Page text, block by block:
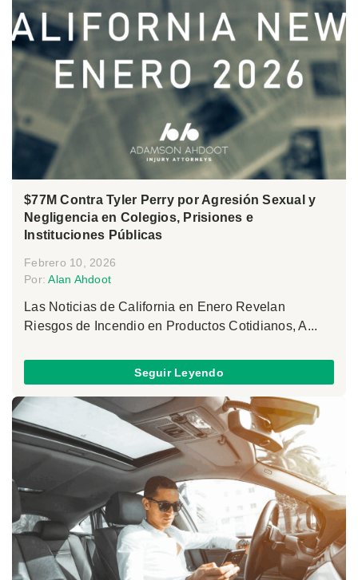
$77M Contra Tyler Perry por Agresión Sexual y
Negligencia en Colegios, Prisiones e
Instituciones Públicas
Febrero 10, 2026
Por:Alan Ahdoot
Las Noticias de California en Enero Revelan
Riesgos de Incendio en Productos Cotidianos, A...
Seguir Leyendo